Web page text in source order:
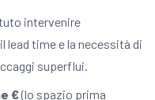
intervenire
lead time e la necessità di
superflui.
€(lo spazio prima